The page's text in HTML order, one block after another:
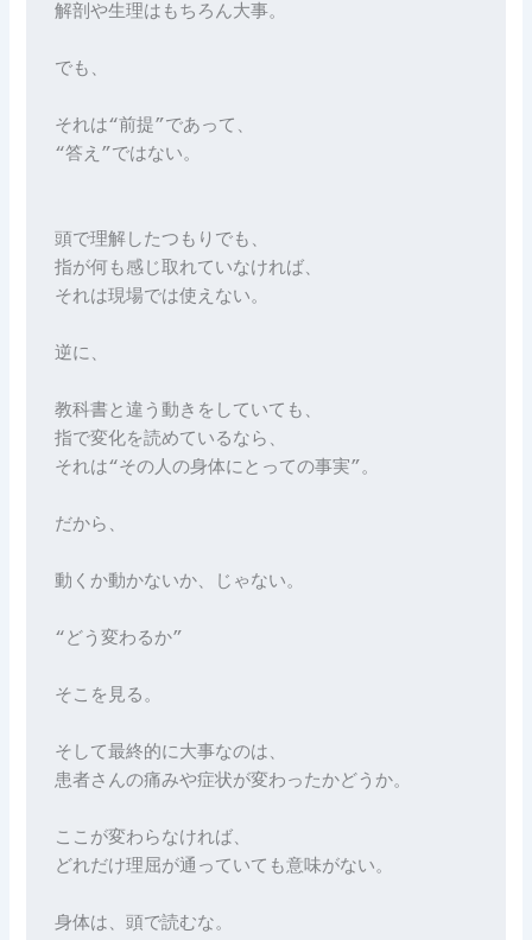
解剖や生理はもちろん大事。
でも、
それは“前提”であって、
“答え”ではない。
頭で理解したつもりでも、
指が何も感じ取れていなければ、
それは現場では使えない。
逆に、
教科書と違う動きをしていても、
指で変化を読めているなら、
それは“その人の身体にとっての事実”。
だから、
動くか動かないか、じゃない。
“どう変わるか”
そこを見る。
そして最終的に大事なのは、
患者さんの痛みや症状が変わったかどうか。
ここが変わらなければ、
どれだけ理屈が通っていても意味がない。
身体は、頭で読むな。